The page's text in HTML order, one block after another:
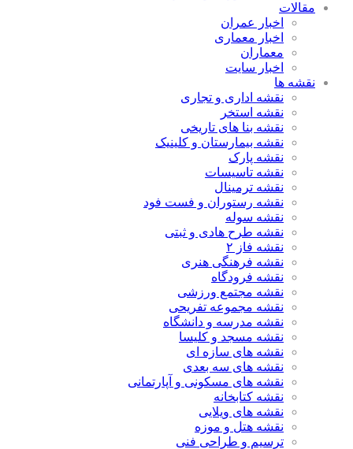
مقالات
اخبار عمران
اخبار معماری
معماران
اخبار سایت
نقشه ها
نقشه اداری و تجاری
نقشه استخر
نقشه بنا های تاریخی
نقشه بیمارستان و کلینیک
نقشه پارک
نقشه تاسیسات
نقشه ترمینال
نقشه رستوران و فست فود
نقشه سوله
نقشه طرح هادی و ثبتی
نقشه فاز ۲
نقشه فرهنگی هنری
نقشه فرودگاه
نقشه مجتمع ورزشی
نقشه مجموعه تفریحی
نقشه مدرسه و دانشگاه
نقشه مسجد و کلیسا
نقشه های سازه ای
نقشه های سه بعدی
نقشه های مسکونی و آپارتمانی
نقشه کتابخانه
نقشه های ویلایی
نقشه هتل و موزه
ترسیم و طراحی فنی